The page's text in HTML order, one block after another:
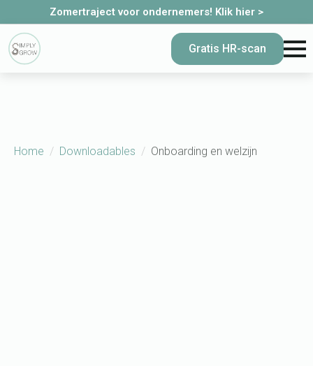
Zomertraject voor ondernemers! Klik hier >
Gratis HR-scan
Home Downloadables Onboarding en welzijn